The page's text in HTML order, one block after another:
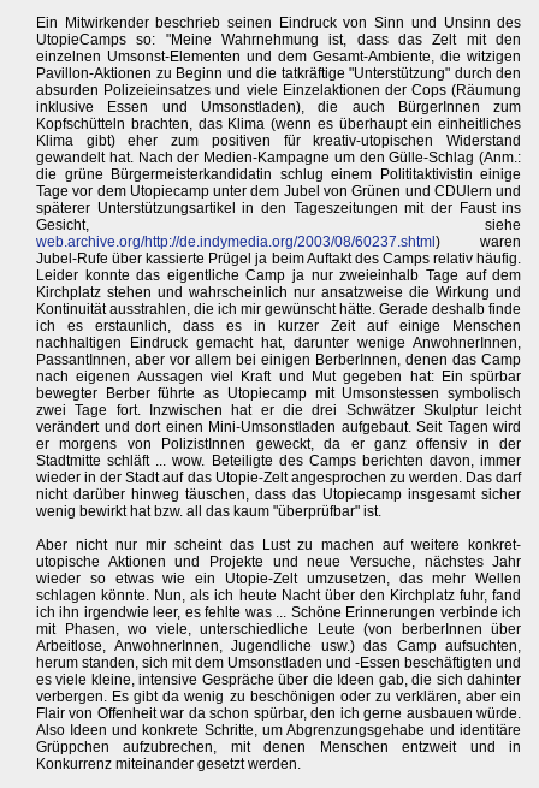
Ein Mitwirkender beschrieb seinen Eindruck von Sinn und Unsinn des
UtopieCamps so: "Meine Wahrnehmung ist, dass das Zelt mit den
einzelnen Umsonst-Elementen und dem Gesamt-Ambiente, die witzigen
Pavillon-Aktionen zu Beginn und die tatkräftige "Unterstützung" durch den
absurden Polizeieinsatzes und viele Einzelaktionen der Cops (Räumung
inklusive Essen und Umsonstladen), die auch BürgerInnen zum
Kopfschütteln brachten, das Klima (wenn es überhaupt ein einheitliches
Klima gibt) eher zum positiven für kreativ-utopischen Widerstand
gewandelt hat. Nach der Medien-Kampagne um den Gülle-Schlag (Anm.:
die grüne Bürgermeisterkandidatin schlug einem Polititaktivistin einige
Tage vor dem Utopiecamp unter dem Jubel von Grünen und CDUlern und
späterer Unterstützungsartikel in den Tageszeitungen mit der Faust ins
Gesicht, siehe
web.archive.org/http://de.indymedia.org/2003/08/60237.shtml ) waren
Jubel-Rufe über kassierte Prügel ja beim Auftakt des Camps relativ häufig.
Leider konnte das eigentliche Camp ja nur zweieinhalb Tage auf dem
Kirchplatz stehen und wahrscheinlich nur ansatzweise die Wirkung und
Kontinuität ausstrahlen, die ich mir gewünscht hätte. Gerade deshalb finde
ich es erstaunlich, dass es in kurzer Zeit auf einige Menschen
nachhaltigen Eindruck gemacht hat, darunter wenige AnwohnerInnen,
PassantInnen, aber vor allem bei einigen BerberInnen, denen das Camp
nach eigenen Aussagen viel Kraft und Mut gegeben hat: Ein spürbar
bewegter Berber führte as Utopiecamp mit Umsonstessen symbolisch
zwei Tage fort. Inzwischen hat er die drei Schwätzer Skulptur leicht
verändert und dort einen Mini-Umsonstladen aufgebaut. Seit Tagen wird
er morgens von PolizistInnen geweckt, da er ganz offensiv in der
Stadtmitte schläft ... wow. Beteiligte des Camps berichten davon, immer
wieder in der Stadt auf das Utopie-Zelt angesprochen zu werden. Das darf
nicht darüber hinweg täuschen, dass das Utopiecamp insgesamt sicher
wenig bewirkt hat bzw. all das kaum "überprüfbar" ist.
Aber nicht nur mir scheint das Lust zu machen auf weitere konkret-
utopische Aktionen und Projekte und neue Versuche, nächstes Jahr
wieder so etwas wie ein Utopie-Zelt umzusetzen, das mehr Wellen
schlagen könnte. Nun, als ich heute Nacht über den Kirchplatz fuhr, fand
ich ihn irgendwie leer, es fehlte was ... Schöne Erinnerungen verbinde ich
mit Phasen, wo viele, unterschiedliche Leute (von berberInnen über
Arbeitlose, AnwohnerInnen, Jugendliche usw.) das Camp aufsuchten,
herum standen, sich mit dem Umsonstladen und -Essen beschäftigten und
es viele kleine, intensive Gespräche über die Ideen gab, die sich dahinter
verbergen. Es gibt da wenig zu beschönigen oder zu verklären, aber ein
Flair von Offenheit war da schon spürbar, den ich gerne ausbauen würde.
Also Ideen und konkrete Schritte, um Abgrenzungsgehabe und identitäre
Grüppchen aufzubrechen, mit denen Menschen entzweit und in
Konkurrenz miteinander gesetzt werden.